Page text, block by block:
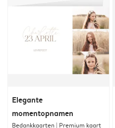
Elegante
momentopnamen
Bedankkaarten | Premium kaart